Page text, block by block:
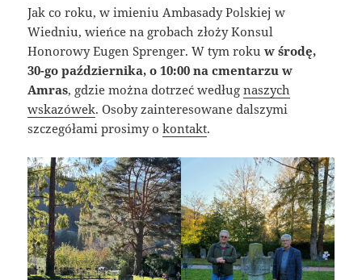
Jak co roku, w imieniu Ambasady Polskiej w
Wiedniu, wieńce na grobach złoży Konsul
Honorowy Eugen Sprenger. W tym rokuw środę,
30-go października, o 10:00 na cmentarzu w
Amras, gdzie można dotrzeć wedługnaszych
wskazówek. Osoby zainteresowane dalszymi
szczegółami prosimy okontakt.